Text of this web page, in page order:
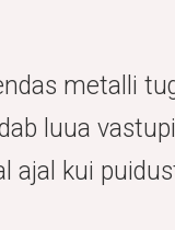
metalli
luua
ajal kui